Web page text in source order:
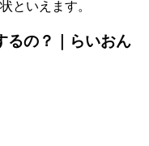
といえます。
るの？｜らいおん